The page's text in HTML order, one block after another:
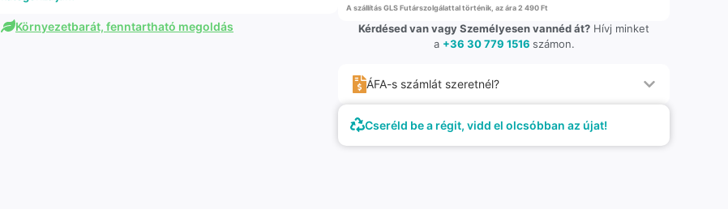
Környezetbarát, fenntartható megoldás
A szállítás GLS Futárszolgálattal történik, az ára 2 490 Ft
Kérdésed van vagy Személyesen vannéd át? Hívj minket
a +36 30 779 1516 számon.
ÁFA-s számlát szeretnél?
Cseréld be a régit, vidd el olcsóbban az újat!